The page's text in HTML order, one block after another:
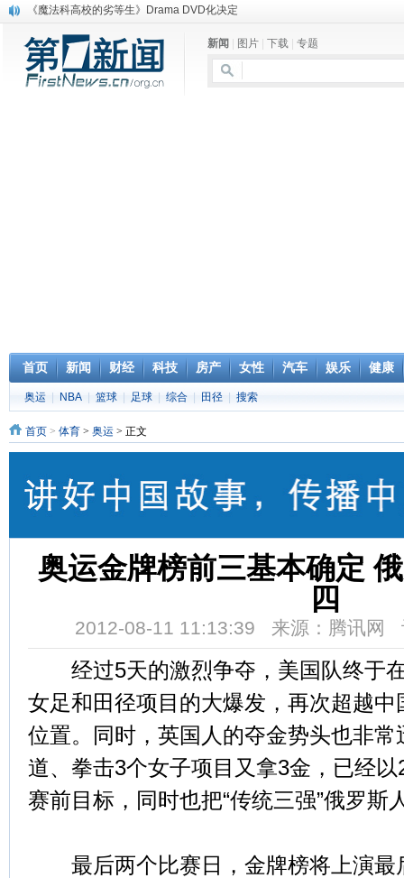
《魔法科高校的劣等生》Drama DVD化决定
消息称刘强东要求京东商城明年扭亏为盈
保健品也能吃出一身病? 康宝莱员工自揭多项家丑
煤价"跳水"电企利润"蹦高" 电煤联动亟待完善
新闻 图片 下载 专题
首页 新闻 财经 科技 房产 女性 汽车 娱乐 健康
奥运 NBA 篮球 足球 综合 田径 搜索
首页 > 体育 > 奥运 > 正文
奥运金牌榜前三基本确定
四
2012-08-11 11:13:39 来源：腾讯网
经过5天的激烈争夺，美国队终于
女足和田径项目的大爆发，再次超越
位置。同时，英国人的夺金势头也非
道、拳击3个女子项目又拿3金，已经以
赛前目标，同时也把“传统三强”俄罗斯
最后两个比赛日，金牌榜将上演最